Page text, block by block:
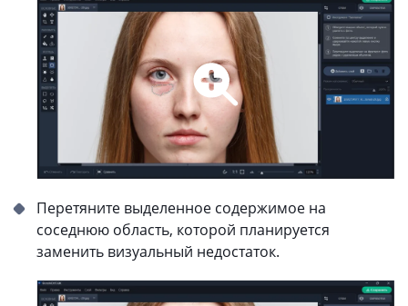
Перетяните выделенное содержимое на
соседнюю область, которой планируется
заменить визуальный недостаток.